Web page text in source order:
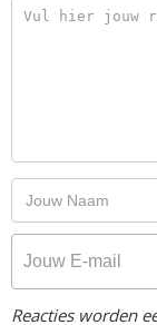
Reacties worden